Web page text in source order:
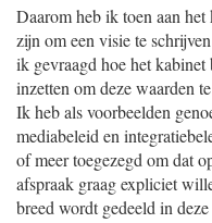
Daarom heb ik toen aan
zijn om een visie te
ik gevraagd hoe het
inzetten om deze waarden
Ik heb als voorbeelden
mediabeleid en
of meer toegezegd om dat
afspraak graag expliciet
breed wordt gedeeld in